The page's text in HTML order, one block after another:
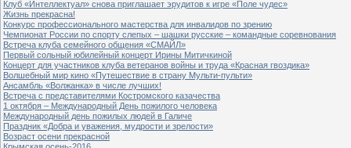
Клуб «Интеллектуал» снова приглашает эрудитов к игре «Поле чудес»
Жизнь прекрасна!
Конкурс профессионального мастерства для инвалидов по зрению
Чемпионат России по спорту слепых – шашки русские – командные соревнования
Встреча клуба семейного общения «СМАЙЛ»
Первый сольный юбилейный концерт Ирины Митичкиной
Концерт для участников клуба ветеранов войны и труда «Красная гвоздика»
Волшебный мир кино «Путешествие в страну Мульти-пульти»
Ансамбль «Волжанка» в числе лучших!
Встреча с представителями Костромского казачества
1 октября – Международный День пожилого человека
Международный день пожилых людей в Галиче
Праздник «Добра и уважения, мудрости и зрелости»
Возраст осени прекрасной